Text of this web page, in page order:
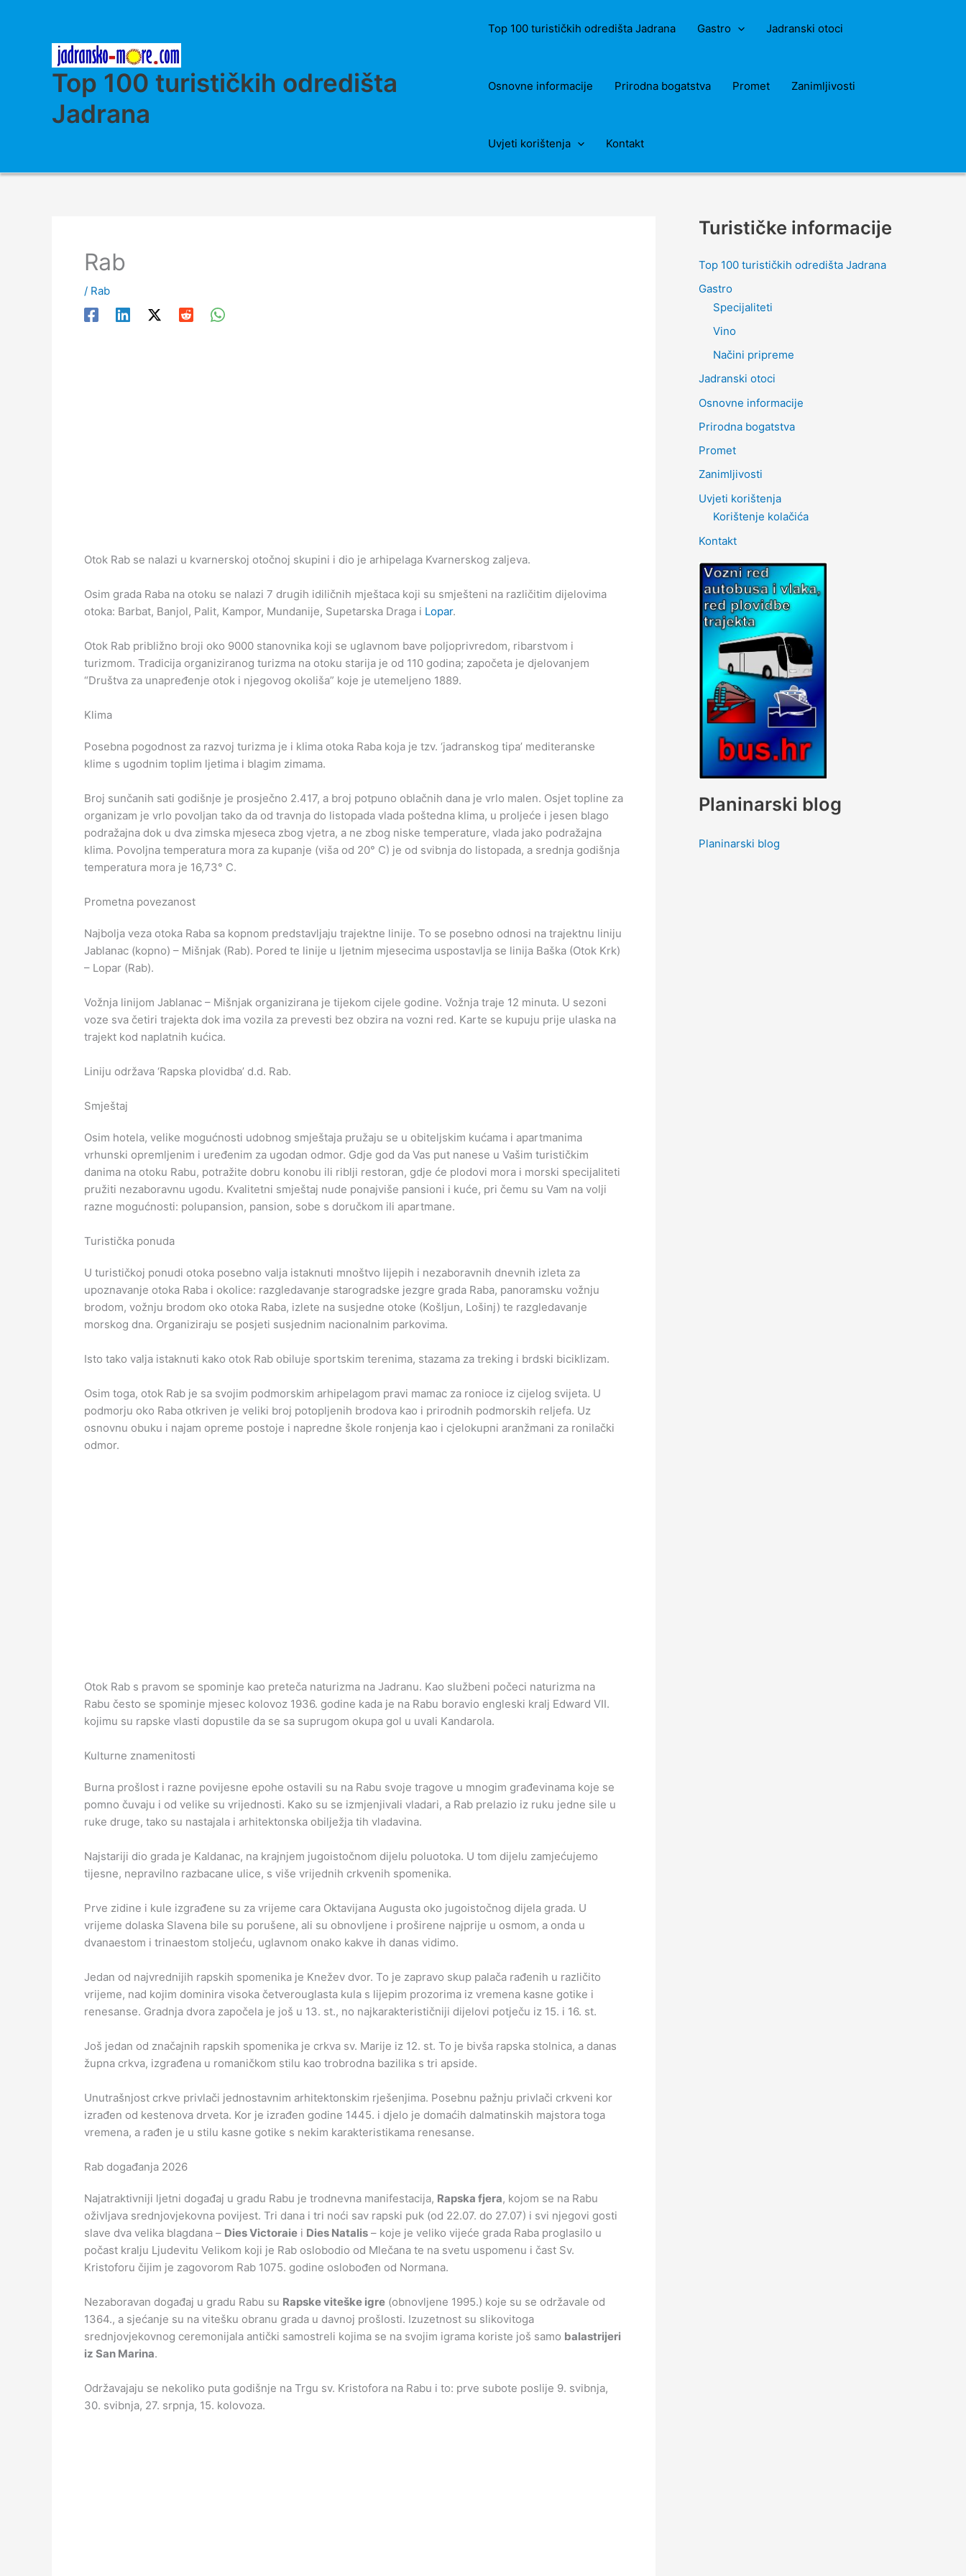
Top 100 turističkih odredišta
Jadrana
Top 100 turističkih odredišta Jadrana Gastro Jadranski otoci
Osnovne informacije Prirodna bogatstva Promet Zanimljivosti
Uvjeti korištenja Kontakt
Rab
/ Rab
Otok Rab se nalazi u kvarnerskoj otočnoj skupini i dio je arhipelaga Kvarnerskog zaljeva.
Osim grada Raba na otoku se nalazi 7 drugih idiličnih mještaca koji su smješteni na različitim dijelovima
otoka: Barbat, Banjol, Palit, Kampor, Mundanije, Supetarska Draga i Lopar.
Otok Rab približno broji oko 9000 stanovnika koji se uglavnom bave poljoprivredom, ribarstvom i
turizmom. Tradicija organiziranog turizma na otoku starija je od 110 godina; započeta je djelovanjem
“Društva za unapređenje otok i njegovog okoliša” koje je utemeljeno 1889.
Klima
Posebna pogodnost za razvoj turizma je i klima otoka Raba koja je tzv. ‘jadranskog tipa’ mediteranske
klime s ugodnim toplim ljetima i blagim zimama.
Broj sunčanih sati godišnje je prosječno 2.417, a broj potpuno oblačnih dana je vrlo malen. Osjet topline za
organizam je vrlo povoljan tako da od travnja do listopada vlada poštedna klima, u proljeće i jesen blago
podražajna dok u dva zimska mjeseca zbog vjetra, a ne zbog niske temperature, vlada jako podražajna
klima. Povoljna temperatura mora za kupanje (viša od 20° C) je od svibnja do listopada, a srednja godišnja
temperatura mora je 16,73° C.
Prometna povezanost
Najbolja veza otoka Raba sa kopnom predstavljaju trajektne linije. To se posebno odnosi na trajektnu liniju
Jablanac (kopno) – Mišnjak (Rab). Pored te linije u ljetnim mjesecima uspostavlja se linija Baška (Otok Krk)
– Lopar (Rab).
Vožnja linijom Jablanac – Mišnjak organizirana je tijekom cijele godine. Vožnja traje 12 minuta. U sezoni
voze sva četiri trajekta dok ima vozila za prevesti bez obzira na vozni red. Karte se kupuju prije ulaska na
trajekt kod naplatnih kućica.
Liniju održava ‘Rapska plovidba’ d.d. Rab.
Smještaj
Osim hotela, velike mogućnosti udobnog smještaja pružaju se u obiteljskim kućama i apartmanima
vrhunski opremljenim i uređenim za ugodan odmor. Gdje god da Vas put nanese u Vašim turističkim
danima na otoku Rabu, potražite dobru konobu ili riblji restoran, gdje će plodovi mora i morski specijaliteti
pružiti nezaboravnu ugodu. Kvalitetni smještaj nude ponajviše pansioni i kuće, pri čemu su Vam na volji
razne mogućnosti: polupansion, pansion, sobe s doručkom ili apartmane.
Turistička ponuda
U turističkoj ponudi otoka posebno valja istaknuti mnoštvo lijepih i nezaboravnih dnevnih izleta za
upoznavanje otoka Raba i okolice: razgledavanje starogradske jezgre grada Raba, panoramsku vožnju
brodom, vožnju brodom oko otoka Raba, izlete na susjedne otoke (Košljun, Lošinj) te razgledavanje
morskog dna. Organiziraju se posjeti susjednim nacionalnim parkovima.
Isto tako valja istaknuti kako otok Rab obiluje sportskim terenima, stazama za treking i brdski biciklizam.
Osim toga, otok Rab je sa svojim podmorskim arhipelagom pravi mamac za ronioce iz cijelog svijeta. U
podmorju oko Raba otkriven je veliki broj potopljenih brodova kao i prirodnih podmorskih reljefa. Uz
osnovnu obuku i najam opreme postoje i napredne škole ronjenja kao i cjelokupni aranžmani za ronilački
odmor.
Otok Rab s pravom se spominje kao preteča naturizma na Jadranu. Kao službeni počeci naturizma na
Rabu često se spominje mjesec kolovoz 1936. godine kada je na Rabu boravio engleski kralj Edward VII.
kojimu su rapske vlasti dopustile da se sa suprugom okupa gol u uvali Kandarola.
Kulturne znamenitosti
Burna prošlost i razne povijesne epohe ostavili su na Rabu svoje tragove u mnogim građevinama koje se
pomno čuvaju i od velike su vrijednosti. Kako su se izmjenjivali vladari, a Rab prelazio iz ruku jedne sile u
ruke druge, tako su nastajala i arhitektonska obilježja tih vladavina.
Najstariji dio grada je Kaldanac, na krajnjem jugoistočnom dijelu poluotoka. U tom dijelu zamjećujemo
tijesne, nepravilno razbacane ulice, s više vrijednih crkvenih spomenika.
Prve zidine i kule izgrađene su za vrijeme cara Oktavijana Augusta oko jugoistočnog dijela grada. U
vrijeme dolaska Slavena bile su porušene, ali su obnovljene i proširene najprije u osmom, a onda u
dvanaestom i trinaestom stoljeću, uglavnom onako kakve ih danas vidimo.
Jedan od najvrednijih rapskih spomenika je Knežev dvor. To je zapravo skup palača rađenih u različito
vrijeme, nad kojim dominira visoka četverouglasta kula s lijepim prozorima iz vremena kasne gotike i
renesanse. Gradnja dvora započela je još u 13. st., no najkarakterističniji dijelovi potječu iz 15. i 16. st.
Još jedan od značajnih rapskih spomenika je crkva sv. Marije iz 12. st. To je bivša rapska stolnica, a danas
župna crkva, izgrađena u romaničkom stilu kao trobrodna bazilika s tri apside.
Unutrašnjost crkve privlači jednostavnim arhitektonskim rješenjima. Posebnu pažnju privlači crkveni kor
izrađen od kestenova drveta. Kor je izrađen godine 1445. i djelo je domaćih dalmatinskih majstora toga
vremena, a rađen je u stilu kasne gotike s nekim karakteristikama renesanse.
Rab događanja 2026
Najatraktivniji ljetni događaj u gradu Rabu je trodnevna manifestacija, Rapska fjera, kojom se na Rabu
oživljava srednjovjekovna povijest. Tri dana i tri noći sav rapski puk (od 22.07. do 27.07) i svi njegovi gosti
slave dva velika blagdana – Dies Victoraie i Dies Natalis – koje je veliko vijeće grada Raba proglasilo u
počast kralju Ljudevitu Velikom koji je Rab oslobodio od Mlečana te na svetu uspomenu i čast Sv.
Kristoforu čijim je zagovorom Rab 1075. godine oslobođen od Normana.
Nezaboravan događaj u gradu Rabu su Rapske viteške igre (obnovljene 1995.) koje su se održavale od
1364., a sjećanje su na vitešku obranu grada u davnoj prošlosti. Izuzetnost su slikovitoga
srednjovjekovnog ceremonijala antički samostreli kojima se na svojim igrama koriste još samo balastrijeri
iz San Marina.
Održavajaju se nekoliko puta godišnje na Trgu sv. Kristofora na Rabu i to: prve subote poslije 9. svibnja,
30. svibnja, 27. srpnja, 15. kolovoza.
Turističke informacije
Top 100 turističkih odredišta Jadrana
Gastro
Specijaliteti
Vino
Načini pripreme
Jadranski otoci
Osnovne informacije
Prirodna bogatstva
Promet
Zanimljivosti
Uvjeti korištenja
Korištenje kolačića
Kontakt
Planinarski blog
Planinarski blog